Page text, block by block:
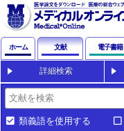
ホーム 文献 電子書籍
詳細検索
類義語を使用する